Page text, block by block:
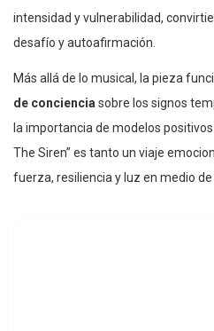
intensidad y vulnerabilidad,
desafío y autoafirmación.
Más allá de lo musical, la pieza
de conciencia sobre los signos
la importancia de modelos
The Siren” es tanto un viaje
fuerza, resiliencia y luz en medio de